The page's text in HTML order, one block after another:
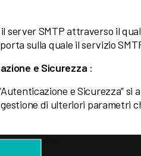
server SMTP attraverso il
sulla quale il servizio
e Sicurezza :
e Sicurezza” si
di ulteriori parametri